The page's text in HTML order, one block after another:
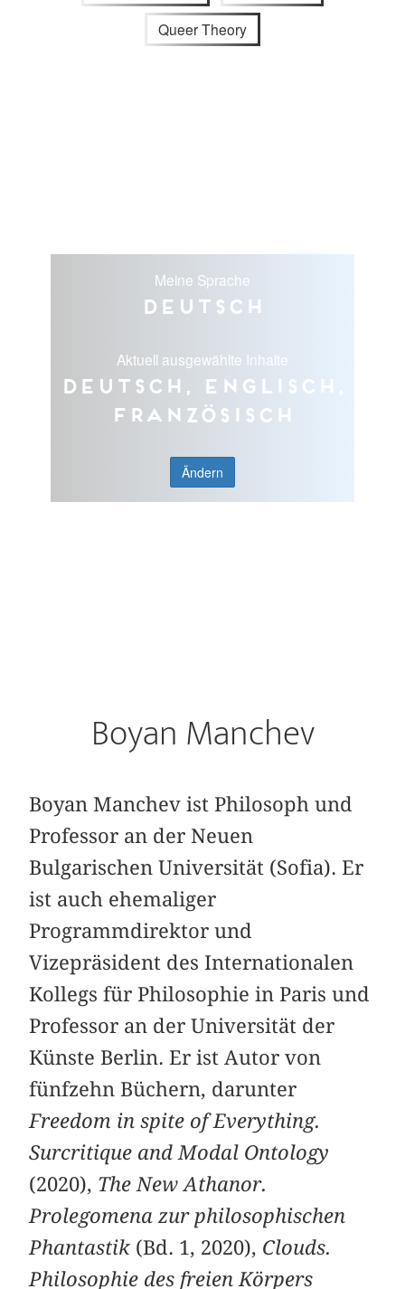
Queer Theory
Meine Sprache
Deutsch
Aktuell ausgewählte Inhalte
Deutsch, Englisch,
Französisch
Ändern
Boyan Manchev
Boyan Manchev ist Philosoph und
Professor an der Neuen
Bulgarischen Universität (Sofia). Er
ist auch ehemaliger
Programmdirektor und
Vizepräsident des Internationalen
Kollegs für Philosophie in Paris und
Professor an der Universität der
Künste Berlin. Er ist Autor von
fünfzehn Büchern, darunter
Freedom in spite of Everything.
Surcritique and Modal Ontology
(2020), The New Athanor.
Prolegomena zur philosophischen
Phantastik (Bd. 1, 2020), Clouds.
Philosophie des freien Körpers